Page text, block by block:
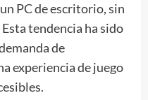
PC de escritorio, sin
tendencia ha sido
de
experiencia de juego